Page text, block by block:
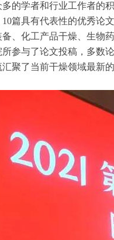
的学者和行业工作者的
篇具有代表性的优秀论
、化工产品干燥、生物
参与了论文投稿，多数
聚了当前干燥领域最新的